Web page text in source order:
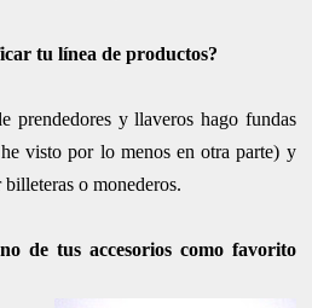
tu línea de productos?
prendedores y llaveros hago fundas
visto por lo menos en otra parte) y
billeteras o monederos.
de tus accesorios como favorito